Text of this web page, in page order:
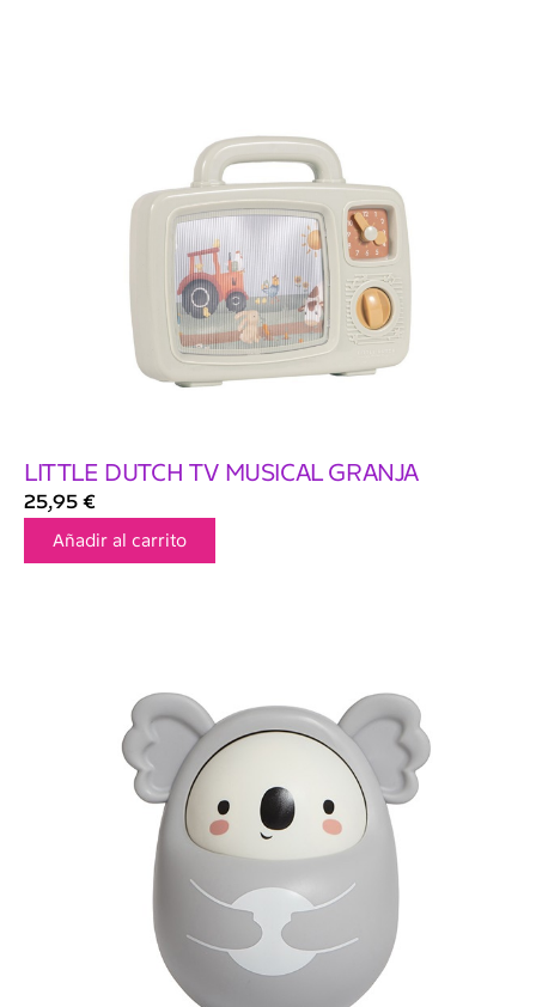
LITTLE DUTCH TV MUSICAL GRANJA
25,95 €
Añadir al carrito